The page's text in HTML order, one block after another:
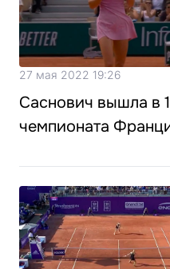
27 мая 2022 19:26
Саснович вышла в
чемпионата